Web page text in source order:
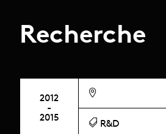
Recherche
2012
-
2015
R&D